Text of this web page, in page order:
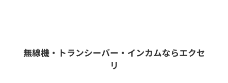
フリーワード入力(製品名等)
無線機・トランシーバー・インカムならエクセ
リ